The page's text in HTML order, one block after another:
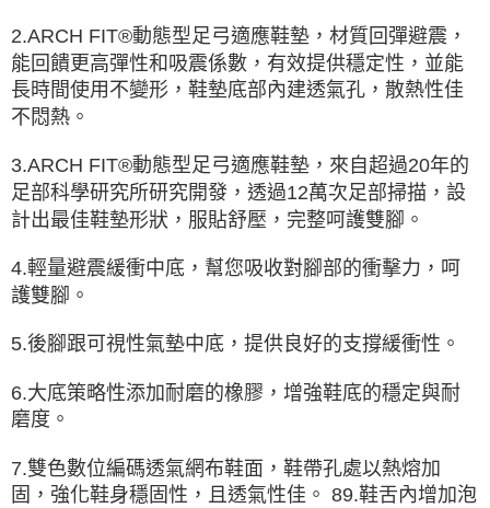
2.ARCH FIT®動態型足弓適應鞋墊，材質回彈避震，
能回饋更高彈性和吸震係數，有效提供穩定性，並能
長時間使用不變形，鞋墊底部內建透氣孔，散熱性佳
不悶熱。
3.ARCH FIT®動態型足弓適應鞋墊，來自超過20年的
足部科學研究所研究開發，透過12萬次足部掃描，設
計出最佳鞋墊形狀，服貼舒壓，完整呵護雙腳。
4.輕量避震緩衝中底，幫您吸收對腳部的衝擊力，呵
護雙腳。
5.後腳跟可視性氣墊中底，提供良好的支撐緩衝性。
6.大底策略性添加耐磨的橡膠，增強鞋底的穩定與耐
磨度。
7.雙色數位編碼透氣網布鞋面，鞋帶孔處以熱熔加
固，強化鞋身穩固性，且透氣性佳。 89.鞋舌內增加泡